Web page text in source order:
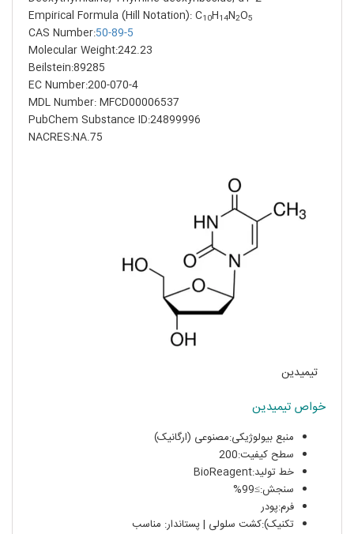
Empirical Formula (Hill Notation): C10H14N2O5
CAS Number:50-89-5
Molecular Weight:242.23
Beilstein:89285
EC Number:200-070-4
MDL Number: MFCD00006537
PubChem Substance ID:24899996
NACRES:NA.75
تیمیدین
خواص تیمیدین
منبع بیولوژیکی:مصنوعی (ارگانیک)
سطح کیفیت:200
خط تولید:BioReagent
سنجش:≥99%
فرم:پودر
تکنیک):کشت سلولی | پستاندار: مناسب